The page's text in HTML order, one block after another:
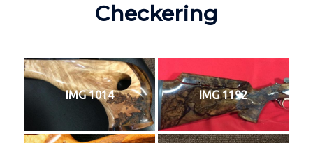
Checkering
IMG 1014 IMG 1192